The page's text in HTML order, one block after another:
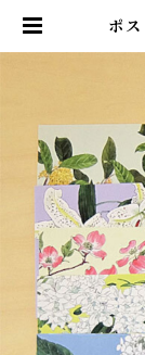
ポ